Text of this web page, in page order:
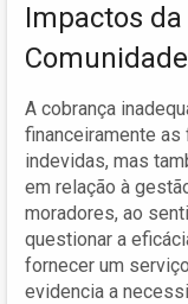
Impactos
Comunidade
A cobrança
financeiramente
indevidas, mas
em relação à
moradores, ao
questionar a
fornecer um
evidencia a